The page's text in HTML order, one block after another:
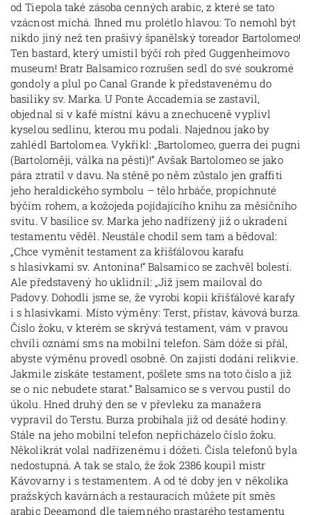
od Tiepola také zásoba cenných arabic, z které se tato
vzácnost míchá. Ihned mu prolétlo hlavou: To nemohl být
nikdo jiný než ten prašivý španělský toreador Bartolomeo!
Ten bastard, který umístil býčí roh před Guggenheimovo
museum! Bratr Balsamico rozrušen sedl do své soukromé
gondoly a plul po Canal Grande k představenému do
basiliky sv. Marka. U Ponte Accademia se zastavil,
objednal si v kafé místní kávu a znechuceně vyplivl
kyselou sedlinu, kterou mu podali. Najednou jako by
zahlédl Bartolomea. Vykřikl: „Bartolomeo, guerra dei pugni
(Bartoloměji, válka na pěsti)!“ Avšak Bartolomeo se jako
pára ztratil v davu. Na stěně po něm zůstalo jen graffiti
jeho heraldického symbolu – tělo hrbáče, propíchnuté
býčím rohem, a kožojeda pojídajícího knihu za měsíčního
svitu. V basilice sv. Marka jeho nadřízený již o ukradení
testamentu věděl. Neustále chodil sem tam a bědoval:
„Chce vyměnit testament za křišťálovou karafu
s hlasivkami sv. Antonína!“ Balsamico se zachvěl bolestí.
Ale představený ho uklidnil: „Již jsem mailoval do
Padovy. Dohodli jsme se, že vyrobí kopii křišťálové karafy
i s hlasivkami. Místo výměny: Terst, přístav, kávová burza.
Číslo žoku, v kterém se skrývá testament, vám v pravou
chvíli oznámí sms na mobilní telefon. Sám dóže si přál,
abyste výměnu provedl osobně. On zajistí dodání relikvie.
Jakmile získáte testament, pošlete sms na toto číslo a již
se o nic nebudete starat.“ Balsamico se s vervou pustil do
úkolu. Hned druhý den se v převleku za manažera
vypravil do Terstu. Burza probíhala již od desáté hodiny.
Stále na jeho mobilní telefon nepřicházelo číslo žoku.
Několikrát volal nadřízenému i dóžeti. Čísla telefonů byla
nedostupná. A tak se stalo, že žok 2386 koupil mistr
Kávovarny i s testamentem. A od té doby jen v několika
pražských kavárnách a restauracích můžete pít směs
arabic Deeamond dle tajemného prastarého testamentu